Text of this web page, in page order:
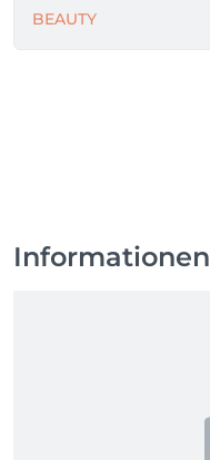
BEAUTY
Informationen